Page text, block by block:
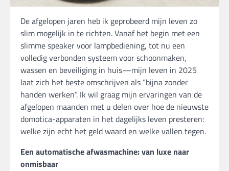
De afgelopen jaren heb ik geprobeerd mijn leven zo
slim mogelijk in te richten. Vanaf het begin met een
slimme speaker voor lampbediening, tot nu een
volledig verbonden systeem voor schoonmaken,
wassen en beveiliging in huis—mijn leven in 2025
laat zich het beste omschrijven als “bijna zonder
handen werken”. Ik wil graag mijn ervaringen van de
afgelopen maanden met u delen over hoe de nieuwste
domotica-apparaten in het dagelijks leven presteren:
welke zijn echt het geld waard en welke vallen tegen.
Een automatische afwasmachine: van luxe naar
onmisbaar